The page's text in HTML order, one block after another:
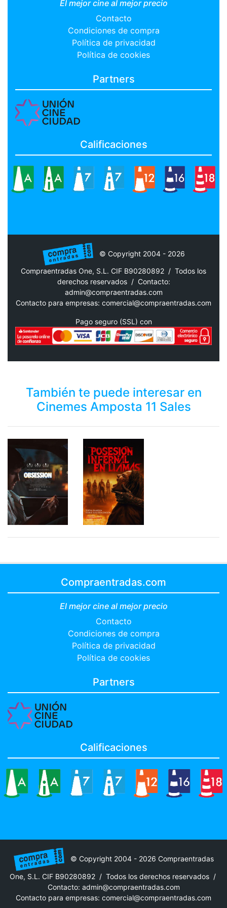
El mejor cine al mejor precio
Contacto
Condiciones de compra
Política de privacidad
Política de cookies
Partners
Calificaciones
© Copyright 2004 - 2026
Compraentradas One, S.L. CIF B90280892 / Todos los
derechos reservados / Contacto:
admin@compraentradas.com
Contacto para empresas: comercial@compraentradas.com
Pago seguro (SSL) con
También te puede interesar en
Cinemes Amposta 11 Sales
Compraentradas.com
El mejor cine al mejor precio
Contacto
Condiciones de compra
Política de privacidad
Política de cookies
Partners
Calificaciones
© Copyright 2004 - 2026 Compraentradas
One, S.L. CIF B90280892 / Todos los derechos reservados /
Contacto: admin@compraentradas.com
Contacto para empresas: comercial@compraentradas.com